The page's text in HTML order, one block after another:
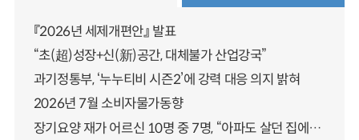
『2026년 세제개편안』 발표
“초(超)성장+신(新)공간, 대체불가 산업강국”
과기정통부, ‘누누티비 시즌2’에 강력 대응 의지 밝혀
2026년 7월 소비자물가동향
장기요양 재가 어르신 10명 중 7명, “아파도 살던 집에서 살겠다” 「2025년 장기요양실태조사」 결과 발표